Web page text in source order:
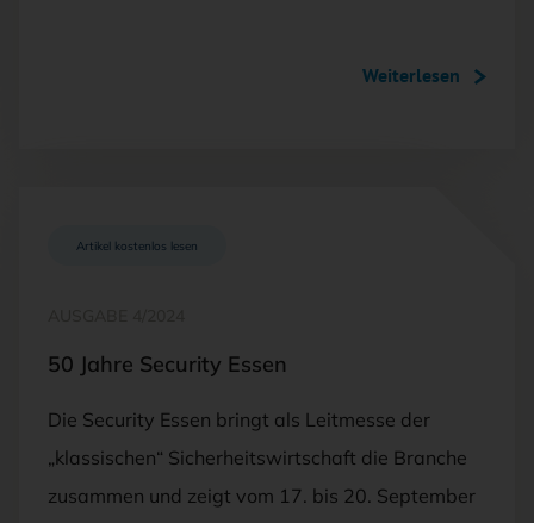
Weiterlesen
Artikel kostenlos lesen
50 Jahre Security Essen
Die Security Essen bringt als Leitmesse der
„klassischen“ Sicherheitswirtschaft die Branche
zusammen und zeigt vom 17. bis 20. September